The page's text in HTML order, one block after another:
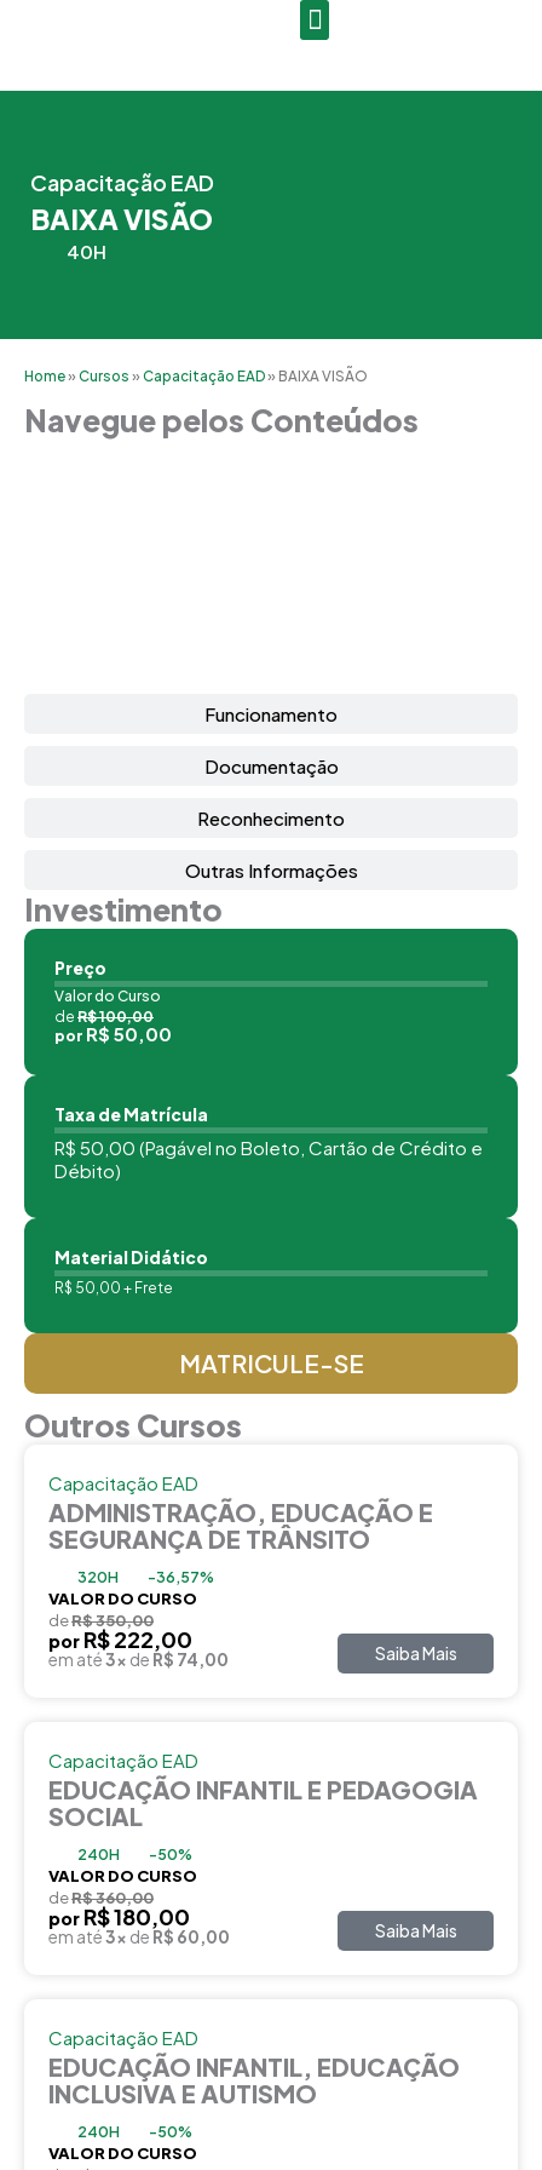
Capacitação EAD
BAIXA VISÃO
40H
Home»Cursos »Capacitação EAD» BAIXA VISÃO
Navegue pelos Conteúdos
Funcionamento
Documentação
Reconhecimento
Outras Informações
Investimento
Preço
Valor do Curso
de R$ 100,00
por R$ 50,00
Taxa de Matrícula
R$ 50,00 (Pagável no Boleto, Cartão de Crédito e
Débito)
Material Didático
R$ 50,00 + Frete
MATRICULE-SE
Outros Cursos
Capacitação EAD
ADMINISTRAÇÃO, EDUCAÇÃO E
SEGURANÇA DE TRÂNSITO
320H -36,57%
VALOR DO CURSO
deR$ 350,00
por R$ 222,00
em até3x de R$ 74,00 Saiba Mais
Capacitação EAD
EDUCAÇÃO INFANTIL E PEDAGOGIA
SOCIAL
240H -50%
VALOR DO CURSO
deR$ 360,00
por R$ 180,00
em até3x de R$ 60,00 Saiba Mais
Capacitação EAD
EDUCAÇÃO INFANTIL, EDUCAÇÃO
INCLUSIVA E AUTISMO
240H -50%
VALOR DO CURSO